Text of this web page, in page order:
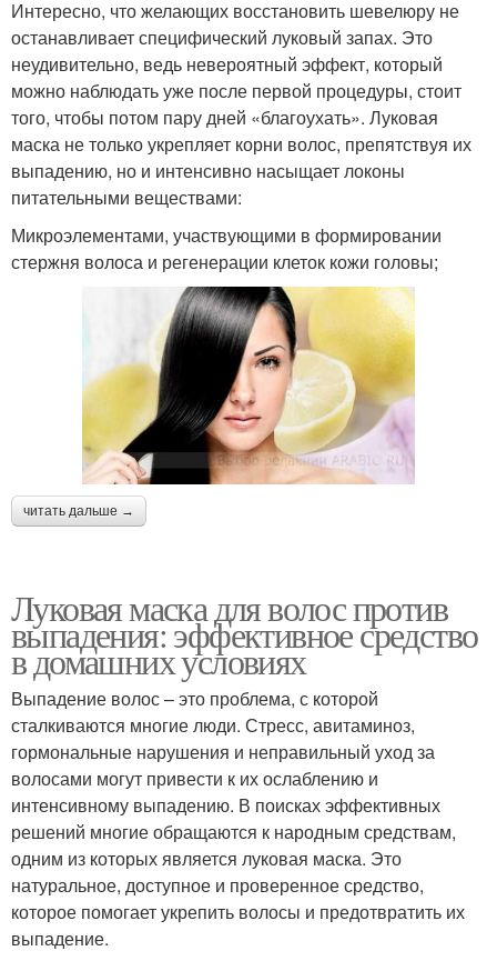
Интересно, что желающих восстановить шевелюру не
останавливает специфический луковый запах. Это
неудивительно, ведь невероятный эффект, который
можно наблюдать уже после первой процедуры, стоит
того, чтобы потом пару дней «благоухать». Луковая
маска не только укрепляет корни волос, препятствуя их
выпадению, но и интенсивно насыщает локоны
питательными веществами:
Микроэлементами, участвующими в формировании
стержня волоса и регенерации клеток кожи головы;
читать дальше →
Луковая маска для волос против
выпадения: эффективное средство
в домашних условиях
Выпадение волос – это проблема, с которой
сталкиваются многие люди. Стресс, авитаминоз,
гормональные нарушения и неправильный уход за
волосами могут привести к их ослаблению и
интенсивному выпадению. В поисках эффективных
решений многие обращаются к народным средствам,
одним из которых является луковая маска. Это
натуральное, доступное и проверенное средство,
которое помогает укрепить волосы и предотвратить их
выпадение.